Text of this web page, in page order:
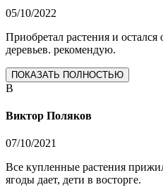
05/10/2022
Приобретал растения и остался
деревьев. рекомендую.
ПОКАЗАТЬ ПОЛНОСТЬЮ
В
Виктор Поляков
07/10/2021
Все купленные растения
ягоды дает, дети в восторге.